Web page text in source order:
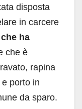
disposta
in carcere
ha
che è
rapina
porto in
da sparo.